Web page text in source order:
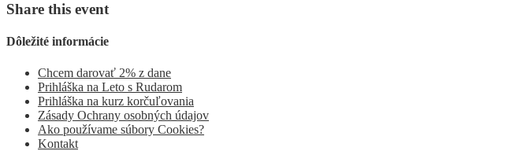
Share this event
Dôležité informácie
Chcem darovať 2% z dane
Prihláška na Leto s Rudarom
Prihláška na kurz korčuľovania
Zásady Ochrany osobných údajov
Ako používame súbory Cookies?
Kontakt